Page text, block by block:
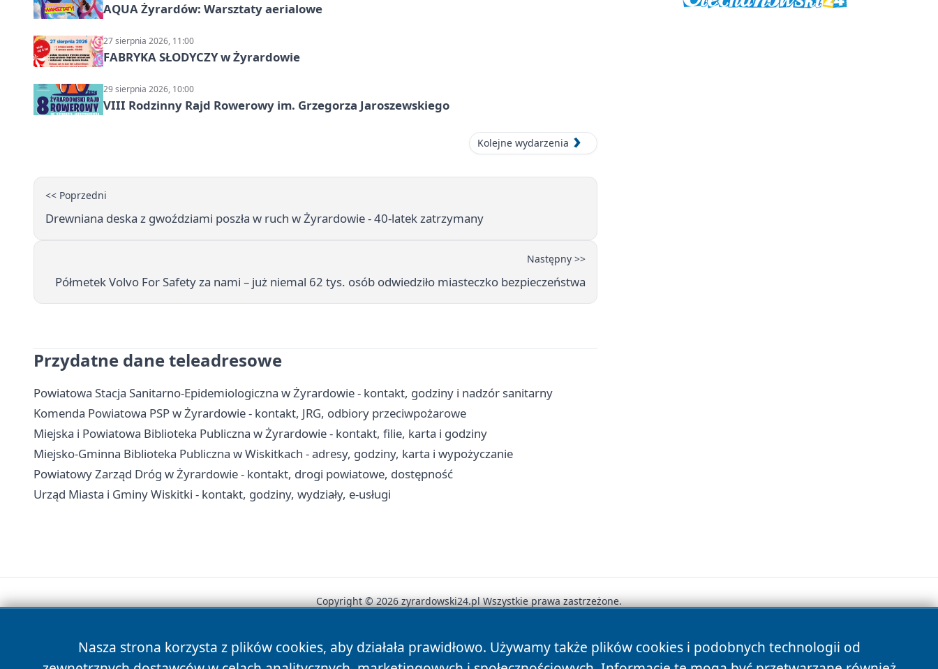
AQUA Żyrardów: Warsztaty aerialowe
27 sierpnia 2026, 11:00
FABRYKA SŁODYCZY w Żyrardowie
29 sierpnia 2026, 10:00
VIII Rodzinny Rajd Rowerowy im. Grzegorza Jaroszewskiego
Kolejne wydarzenia
<< Poprzedni
Drewniana deska z gwoździami poszła w ruch w Żyrardowie - 40-latek zatrzymany
Następny >>
Półmetek Volvo For Safety za nami – już niemal 62 tys. osób odwiedziło miasteczko bezpieczeństwa
Przydatne dane teleadresowe
Powiatowa Stacja Sanitarno-Epidemiologiczna w Żyrardowie - kontakt, godziny i nadzór sanitarny
Komenda Powiatowa PSP w Żyrardowie - kontakt, JRG, odbiory przeciwpożarowe
Miejska i Powiatowa Biblioteka Publiczna w Żyrardowie - kontakt, filie, karta i godziny
Miejsko-Gminna Biblioteka Publiczna w Wiskitkach - adresy, godziny, karta i wypożyczanie
Powiatowy Zarząd Dróg w Żyrardowie - kontakt, drogi powiatowe, dostępność
Urząd Miasta i Gminy Wiskitki - kontakt, godziny, wydziały, e-usługi
Nasza strona korzysta z plików cookies, aby działała prawidłowo. Używamy także plików cookies i podobnych technologii od
Copyright © 2026 zyrardowski24.pl Wszystkie prawa zastrzeżone.
News Autorzy Polityka Prywatności Polityka Cookies